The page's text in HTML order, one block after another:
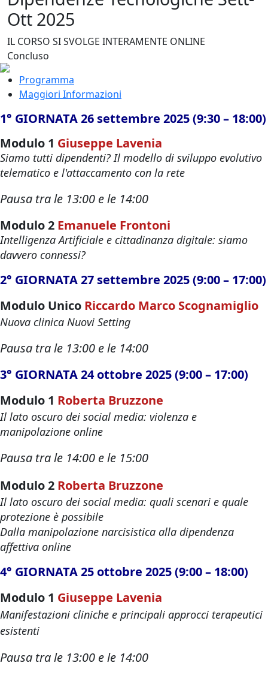
Ott 2025
IL CORSO SI SVOLGE INTERAMENTE ONLINE
Concluso
Programma
Maggiori Informazioni
1° GIORNATA 26 settembre 2025 (9:30 – 18:00)
Modulo 1 Giuseppe Lavenia
Siamo tutti dipendenti? Il modello di sviluppo evolutivo
telematico e l'attaccamento con la rete
Pausa tra le 13:00 e le 14:00
Modulo 2 Emanuele Frontoni
Intelligenza Artificiale e cittadinanza digitale: siamo
davvero connessi?
2° GIORNATA 27 settembre 2025 (9:00 – 17:00)
Modulo Unico Riccardo Marco Scognamiglio
Nuova clinica Nuovi Setting
Pausa tra le 13:00 e le 14:00
3° GIORNATA 24 ottobre 2025 (9:00 – 17:00)
Modulo 1 Roberta Bruzzone
Il lato oscuro dei social media: violenza e
manipolazione online
Pausa tra le 14:00 e le 15:00
Modulo 2 Roberta Bruzzone
Il lato oscuro dei social media: quali scenari e quale
protezione è possibile
Dalla manipolazione narcisistica alla dipendenza
affettiva online
4° GIORNATA 25 ottobre 2025 (9:00 – 18:00)
Modulo 1 Giuseppe Lavenia
Manifestazioni cliniche e principali approcci terapeutici
esistenti
Pausa tra le 13:00 e le 14:00